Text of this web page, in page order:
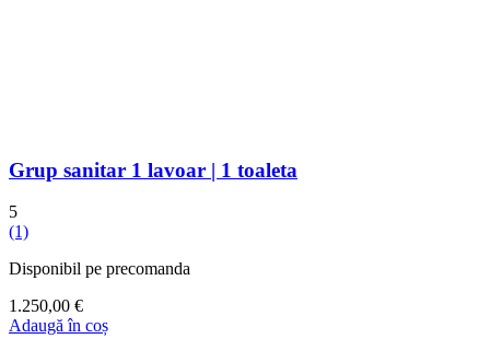
Grup sanitar 1 lavoar | 1 toaleta
5
(1)
Disponibil pe precomanda
1.250,00 €
Adaugă în coș